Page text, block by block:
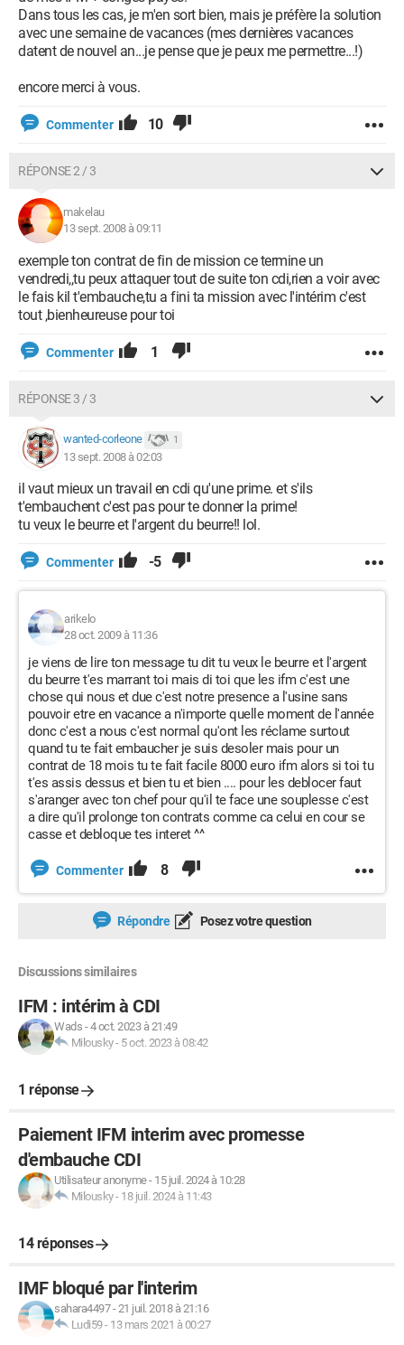
Dans tous les cas, je m'en sort bien, mais je préfère la solution
avec une semaine de vacances (mes dernières vacances
datent de nouvel an...je pense que je peux me permettre...!)
encore merci à vous.
Commenter 10
RÉPONSE 2 / 3
makelau
13 sept. 2008 à 09:11
exemple ton contrat de fin de mission ce termine un
vendredi,,tu peux attaquer tout de suite ton cdi,rien a voir avec
le fais kil t'embauche,tu a fini ta mission avec l'intérim c'est
tout ,bienheureuse pour toi
Commenter 1
RÉPONSE 3 / 3
wanted-corleone 1
13 sept. 2008 à 02:03
il vaut mieux un travail en cdi qu'une prime. et s'ils
t'embauchent c'est pas pour te donner la prime!
tu veux le beurre et l'argent du beurre!! lol.
Commenter -5
arikelo
28 oct. 2009 à 11:36
je viens de lire ton message tu dit tu veux le beurre et l'argent
du beurre t'es marrant toi mais di toi que les ifm c'est une
chose qui nous et due c'est notre presence a l'usine sans
pouvoir etre en vacance a n'importe quelle moment de l'année
donc c'est a nous c'est normal qu'ont les réclame surtout
quand tu te fait embaucher je suis desoler mais pour un
contrat de 18 mois tu te fait facile 8000 euro ifm alors si toi tu
t'es assis dessus et bien tu et bien .... pour les deblocer faut
s'aranger avec ton chef pour qu'il te face une souplesse c'est
a dire qu'il prolonge ton contrats comme ca celui en cour se
casse et debloque tes interet ^^
Commenter 8
Répondre Posez votre question
Discussions similaires
IFM : intérim à CDI
Wads -4 oct. 2023 à 21:49
Milousky- 5 oct. 2023 à 08:42
1 réponse
Paiement IFM interim avec promesse
d'embauche CDI
Utilisateur anonyme- 15 juil. 2024 à 10:28
Milousky- 18 juil. 2024 à 11:43
14 réponses
IMF bloqué par l'interim
sahara4497-21 juil. 2018 à 21:16
Ludi59- 13 mars 2021 à 00:27